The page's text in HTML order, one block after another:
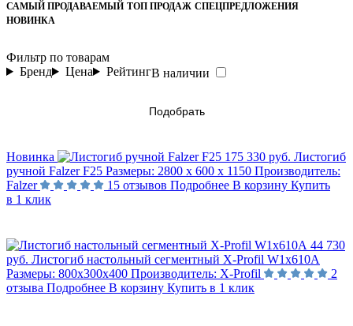
САМЫЙ ПРОДАВАЕМЫЙ ТОП ПРОДАЖ СПЕЦПРЕДЛОЖЕНИЯ
НОВИНКА
Фильтр по товарам
Бренд
Цена РейтингВ наличии
Подобрать
Новинка 175 330 руб. Листогиб
ручной Falzer F25 Размеры: 2800 х 600 х 1150 Производитель:
Falzer
15 отзывов Подробнее В корзину Купить
в 1 клик
44 730
руб. Листогиб настольный сегментный X-Profil W1х610А
Размеры: 800х300х400 Производитель: X-Profil
2
отзыва Подробнее В корзину Купить в 1 клик